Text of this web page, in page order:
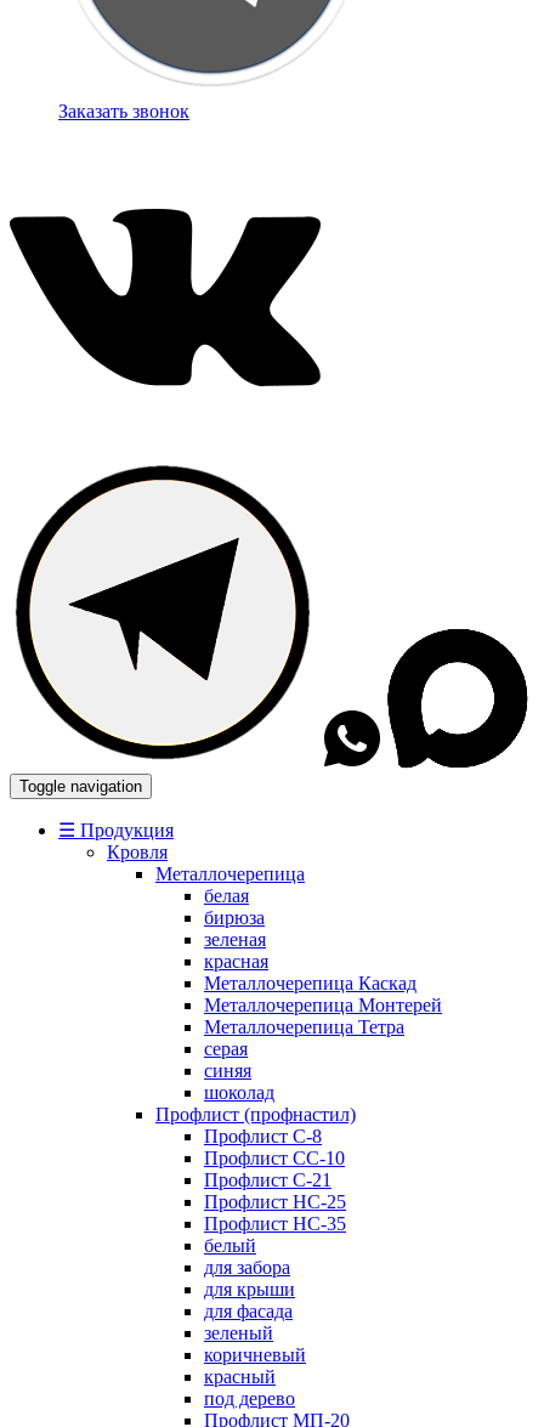
Заказать звонок
Toggle navigation
☰ Продукция
Кровля
Металлочерепица
белая
бирюза
зеленая
красная
Металлочерепица Каскад
Металлочерепица Монтерей
Металлочерепица Тетра
серая
синяя
шоколад
Профлист (профнастил)
Профлист С-8
Профлист СС-10
Профлист C-21
Профлист НС-25
Профлист НС-35
белый
для забора
для крыши
для фасада
зеленый
коричневый
красный
под дерево
Профлист МП-20